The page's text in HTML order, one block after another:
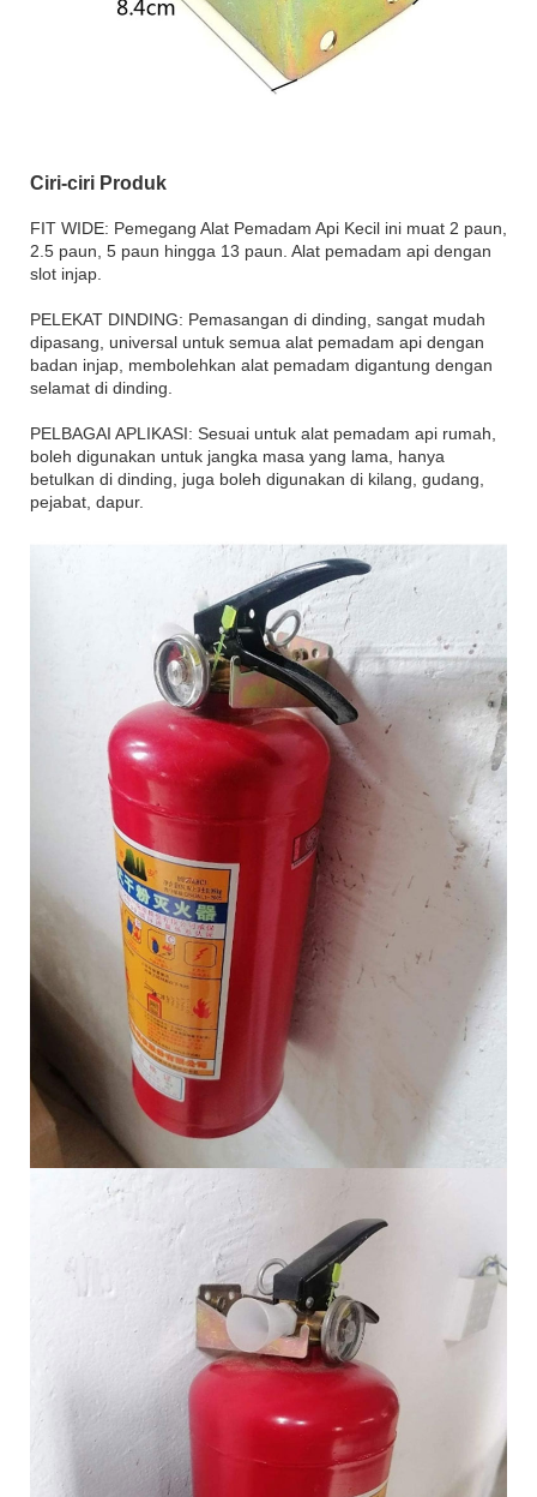
Ciri-ciri Produk
FIT WIDE: Pemegang Alat Pemadam Api Kecil ini muat 2 paun,
2.5 paun, 5 paun hingga 13 paun. Alat pemadam api dengan
slot injap.
PELEKAT DINDING: Pemasangan di dinding, sangat mudah
dipasang, universal untuk semua alat pemadam api dengan
badan injap, membolehkan alat pemadam digantung dengan
selamat di dinding.
PELBAGAI APLIKASI: Sesuai untuk alat pemadam api rumah,
boleh digunakan untuk jangka masa yang lama, hanya
betulkan di dinding, juga boleh digunakan di kilang, gudang,
pejabat, dapur.